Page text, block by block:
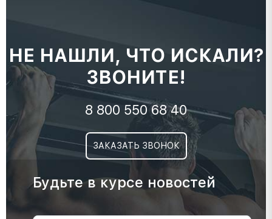
НЕ НАШЛИ, ЧТО ИСКАЛИ?
ЗВОНИТЕ!
8 800 550 68 40
ЗАКАЗАТЬ ЗВОНОК
Будьте в курсе новостей